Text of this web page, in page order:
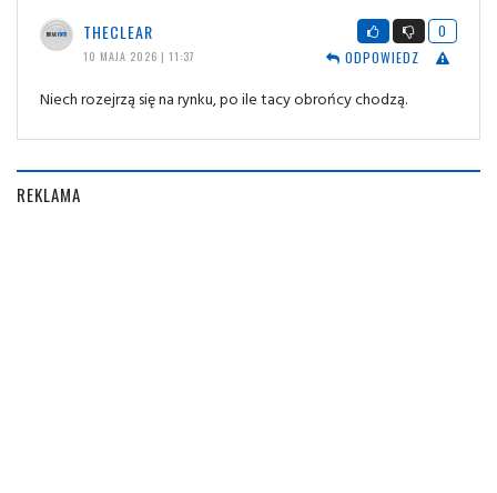
THECLEAR
10 MAJA 2026 | 11:37
0
ODPOWIEDZ
Niech rozejrzą się na rynku, po ile tacy obrońcy chodzą.
REKLAMA